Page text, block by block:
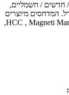
/ חדשים / חשמליים,
המדחסים מיוצרים
על ידי החברות המובילות בעולם, כגון: HCC , Magneti Marelli ,Sanden,